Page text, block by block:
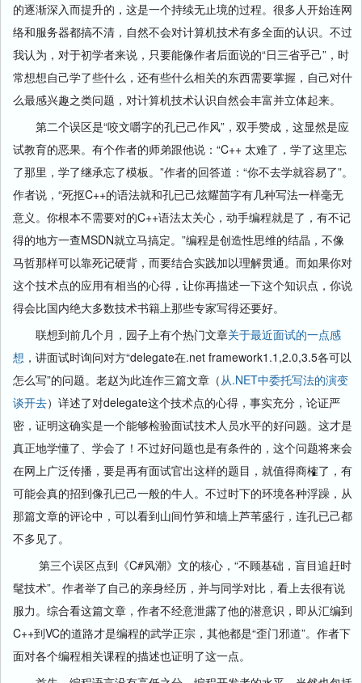
的逐渐深入而提升的，这是一个持续无止境的过程。很多人开始连网
络和服务器都搞不清，自然不会对计算机技术有多全面的认识。不过
我认为，对于初学者来说，只要能像作者后面说的“日三省乎己”，时
常想想自己学了些什么，还有些什么相关的东西需要掌握，自己对什
么最感兴趣之类问题，对计算机技术认识自然会丰富并立体起来。
第二个误区是“咬文嚼字的孔已己作风”，双手赞成，这显然是应
试教育的恶果。有个作者的师弟跟他说：“C++ 太难了，学了这里忘
了那里，学了继承忘了模板。”作者的回答道：“你不去学就容易了”。
作者说，“死抠C++的语法就和孔已己炫耀茴字有几种写法一样毫无
意义。你根本不需要对的C++语法太关心，动手编程就是了，有不记
得的地方一查MSDN就立马搞定。”编程是创造性思维的结晶，不像
马哲那样可以靠死记硬背，而要结合实践加以理解贯通。而如果你对
这个技术点的应用有相当的心得，让你再描述一下这个知识点，你说
得会比国内绝大多数技术书籍上那些专家写得还要好。
联想到前几个月，园子上有个热门文章关于最近面试的一点感
想 ，讲面试时询问对方“delegate在.net framework1.1,2.0,3.5各可以
怎么写”的问题。老赵为此连作三篇文章（从.NET中委托写法的演变
谈开去）详述了对delegate这个技术点的心得，事实充分，论证严
密，证明这确实是一个能够检验面试技术人员水平的好问题。这才是
真正地学懂了、学会了！不过好问题也是有条件的，这个问题将来会
在网上广泛传播，要是再有面试官出这样的题目，就值得商榷了，有
可能会真的招到像孔已己一般的牛人。不过时下的环境各种浮躁，从
那篇文章的评论中，可以看到山间竹笋和墙上芦苇盛行，连孔已己都
不多见了。
第三个误区点到《C#风潮》文的核心，“不顾基础，盲目追赶时
髦技术”。作者举了自己的亲身经历，并与同学对比，看上去很有说
服力。综合看这篇文章，作者不经意泄露了他的潜意识，即从汇编到
C++到VC的道路才是编程的武学正宗，其他都是“歪门邪道”。作者下
面对各个编程相关课程的描述也证明了这一点。